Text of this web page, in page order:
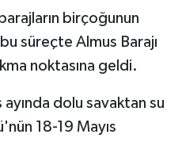
birçoğunun
süreçte Almus Barajı
noktasına geldi.
ayında dolu savaktan su
18-19 Mayıs